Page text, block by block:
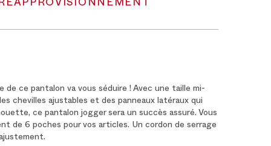
de ce pantalon va vous séduire ! Avec une taille mi-
chevilles ajustables et des panneaux latéraux qui
ce pantalon jogger sera un succès assuré. Vous
de 6 poches pour vos articles. Un cordon de serrage